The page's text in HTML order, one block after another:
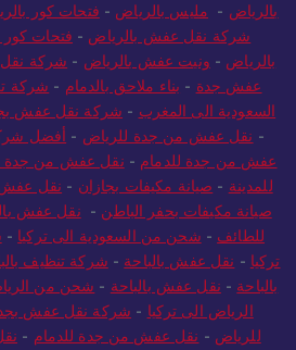
بالرياض - مليس بالرياض - فتحات كور
شركة نقل عفش بالرياض - فتحات كور
بالرياض - ونيت عفش بالرياض - شركة
عفش جدة - بناء ملاحق بالدمام - شركة
السعودية الى المغرب - شركة نقل عفش
- نقل عفش من جدة للرياض - أفضل
عفش من جدة للدمام - نقل عفش من جدة
للمدينة - صيانة مكيفات بجازان - نقل
صيانة مكيفات بحفر الباطن - نقل عفش
للطائف - شحن من السعودية الى تركيا -
تركيا - نقل عفش بالباحة - شركة تنظيف
بالباحة - نقل عفش بالباحة - شحن من
الرياض الى تركيا - شركة نقل عفش
للرياض - نقل عفش من جدة للدمام -